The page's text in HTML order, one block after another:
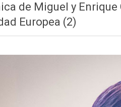
de Miguel y
Europea (2)